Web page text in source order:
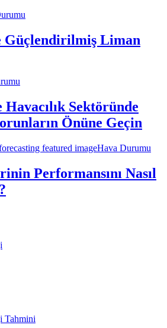
Güçlendirilmiş Liman
Havacılık Sektöründe
Önüne Geçin
Hava Durumu
Performansını Nasıl
Tahmini